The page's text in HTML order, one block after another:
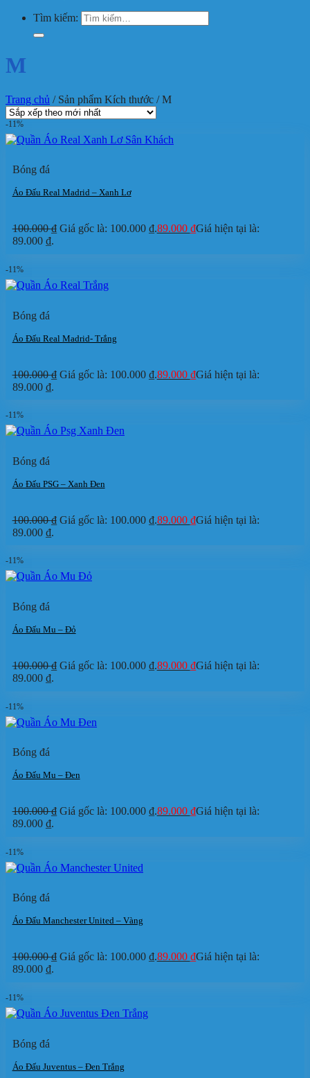
Tìm kiếm:
M
Trang chủ /Sản phẩm Kích thước /M
-11%
Bóng đá
Áo Đấu Real Madrid – Xanh Lơ
100.000₫ Giá gốc là: 100.000 ₫.89.000 ₫Giá hiện tại là:
89.000 ₫.
-11%
Bóng đá
Áo Đấu Real Madrid- Trắng
100.000₫ Giá gốc là: 100.000 ₫.89.000 ₫Giá hiện tại là:
89.000 ₫.
-11%
Bóng đá
Áo Đấu PSG – Xanh Đen
100.000₫ Giá gốc là: 100.000 ₫.89.000 ₫Giá hiện tại là:
89.000 ₫.
-11%
Bóng đá
Áo Đấu Mu – Đỏ
100.000₫ Giá gốc là: 100.000 ₫.89.000 ₫Giá hiện tại là:
89.000 ₫.
-11%
Bóng đá
Áo Đấu Mu – Đen
100.000₫ Giá gốc là: 100.000 ₫.89.000 ₫Giá hiện tại là:
89.000 ₫.
-11%
Bóng đá
Áo Đấu Manchester United – Vàng
100.000₫ Giá gốc là: 100.000 ₫.89.000 ₫Giá hiện tại là:
89.000 ₫.
-11%
Bóng đá
Áo Đấu Juventus – Đen Trắng